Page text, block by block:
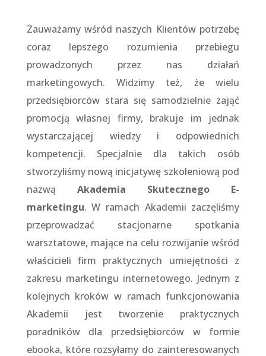
Zauważamy wśród naszych Klientów potrzebę
coraz lepszego rozumienia przebiegu
prowadzonych przez nas działań
marketingowych. Widzimy też, że wielu
przedsiębiorców stara się samodzielnie zająć
promocją własnej firmy, brakuje im jednak
wystarczającej wiedzy i odpowiednich
kompetencji. Specjalnie dla takich osób
stworzyliśmy nową inicjatywę szkoleniową pod
nazwą Akademia Skutecznego E-
marketingu. W ramach Akademii zaczęliśmy
przeprowadzać stacjonarne spotkania
warsztatowe, mające na celu rozwijanie wśród
właścicieli firm praktycznych umiejętności z
zakresu marketingu internetowego. Jednym z
kolejnych kroków w ramach funkcjonowania
Akademii jest tworzenie praktycznych
poradników dla przedsiębiorców w formie
ebooka, które rozsyłamy do zainteresowanych